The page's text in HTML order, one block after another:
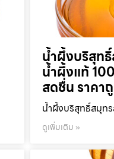
น้ำผึ้งบริสุท
น้ำผึ้งแท้
สดชื่น ราคา
น้ำผึ้งบริสุทธิ์สมุท
ดูเพิ่มเติม »